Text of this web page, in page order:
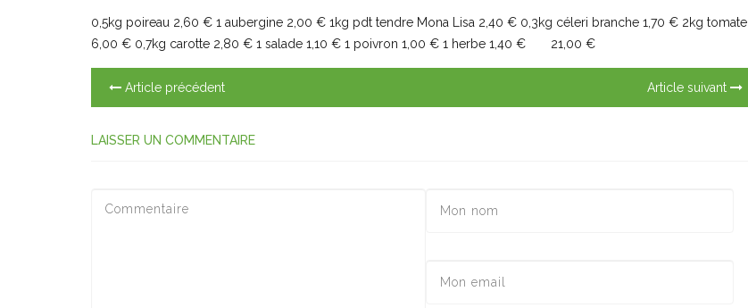
0,5kg poireau 2,60 € 1 aubergine 2,00 € 1kg pdt tendre Mona Lisa 2,40 € 0,3kg céleri branche 1,70 € 2kg tomate
6,00 € 0,7kg carotte 2,80 € 1 salade 1,10 € 1 poivron 1,00 € 1 herbe 1,40 € 21,00 €
Article précédent Article suivant
LAISSER UN COMMENTAIRE